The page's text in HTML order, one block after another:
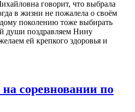
говорит, что выбрала
в жизни не пожалела о своём
поколению тоже выбирать
души поздравляем Нину
ей крепкого здоровья и
соревновании по